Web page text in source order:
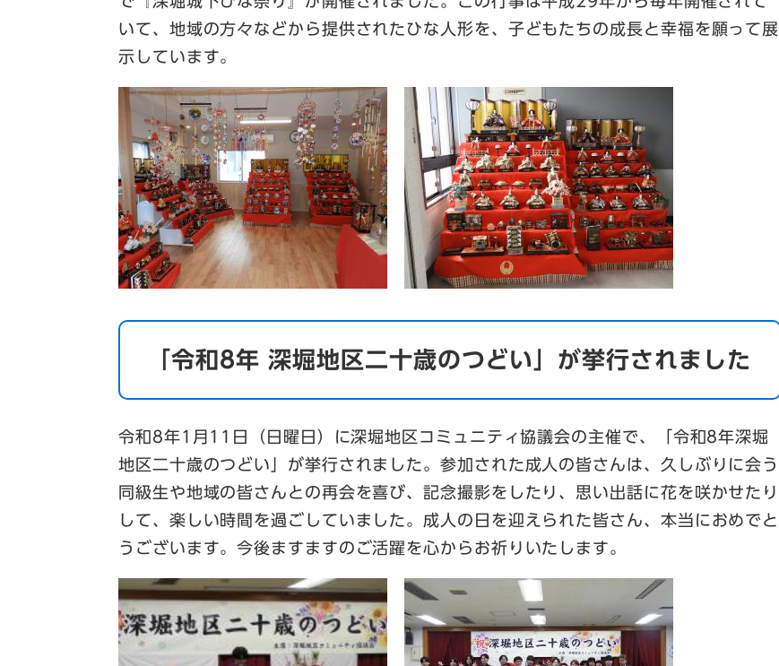
いて、地域の方々などから提供されたひな人形を、子どもたちの成長と幸福を願って展
示しています。
「令和8年 深堀地区二十歳のつどい」が挙行されました
令和8年1月11日（日曜日）に深堀地区コミュニティ協議会の主催で、「令和8年深堀
地区二十歳のつどい」が挙行されました。参加された成人の皆さんは、久しぶりに会う
同級生や地域の皆さんとの再会を喜び、記念撮影をしたり、思い出話に花を咲かせたり
して、楽しい時間を過ごしていました。成人の日を迎えられた皆さん、本当におめでと
うございます。今後ますますのご活躍を心からお祈りいたします。